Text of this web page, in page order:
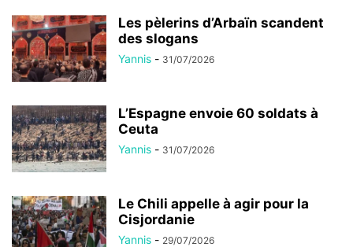
Les pèlerins d’Arbaïn scandent
des slogans
Yannis - 31/07/2026
L’Espagne envoie 60 soldats à
Ceuta
Yannis - 31/07/2026
Le Chili appelle à agir pour la
Cisjordanie
Yannis - 29/07/2026